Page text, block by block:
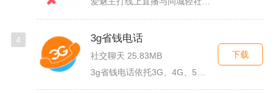
4 3g省钱电话
社交聊天 25.83MB
下载